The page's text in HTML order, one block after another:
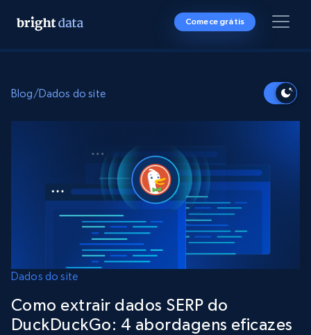
Comece grátis
Blog/Dados do site
Dados do site
Como extrair dados SERP do
DuckDuckGo: 4 abordagens eficazes